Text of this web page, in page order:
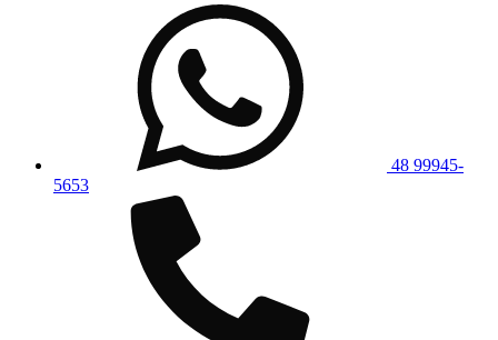
48 99945-
5653